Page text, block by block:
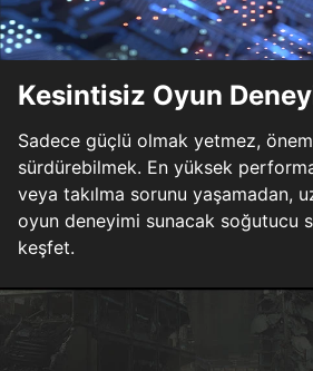
Kesintisiz Oyun
Sadece güçlü olmak yetmez,
sürdürebilmek. En yüksek
veya takılma sorunu yaşamadan,
oyun deneyimi sunacak soğutucu
keşfet.